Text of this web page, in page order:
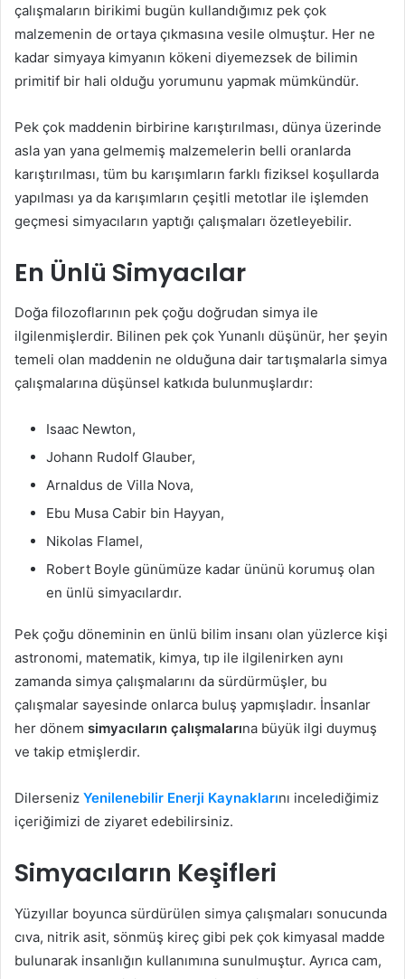
çalışmaların birikimi bugün kullandığımız pek çok
malzemenin de ortaya çıkmasına vesile olmuştur. Her ne
kadar simyaya kimyanın kökeni diyemezsek de bilimin
primitif bir hali olduğu yorumunu yapmak mümkündür.
Pek çok maddenin birbirine karıştırılması, dünya üzerinde
asla yan yana gelmemiş malzemelerin belli oranlarda
karıştırılması, tüm bu karışımların farklı fiziksel koşullarda
yapılması ya da karışımların çeşitli metotlar ile işlemden
geçmesi simyacıların yaptığı çalışmaları özetleyebilir.
En Ünlü Simyacılar
Doğa filozoflarının pek çoğu doğrudan simya ile
ilgilenmişlerdir. Bilinen pek çok Yunanlı düşünür, her şeyin
temeli olan maddenin ne olduğuna dair tartışmalarla simya
çalışmalarına düşünsel katkıda bulunmuşlardır:
Isaac Newton,
Johann Rudolf Glauber,
Arnaldus de Villa Nova,
Ebu Musa Cabir bin Hayyan,
Nikolas Flamel,
Robert Boyle günümüze kadar ününü korumuş olan
en ünlü simyacılardır.
Pek çoğu döneminin en ünlü bilim insanı olan yüzlerce kişi
astronomi, matematik, kimya, tıp ile ilgilenirken aynı
zamanda simya çalışmalarını da sürdürmüşler, bu
çalışmalar sayesinde onlarca buluş yapmışladır. İnsanlar
her dönem simyacıların çalışmalarına büyük ilgi duymuş
ve takip etmişlerdir.
Dilerseniz Yenilenebilir Enerji Kaynaklarını incelediğimiz
içeriğimizi de ziyaret edebilirsiniz.
Simyacıların Keşifleri
Yüzyıllar boyunca sürdürülen simya çalışmaları sonucunda
cıva, nitrik asit, sönmüş kireç gibi pek çok kimyasal madde
bulunarak insanlığın kullanımına sunulmuştur. Ayrıca cam,